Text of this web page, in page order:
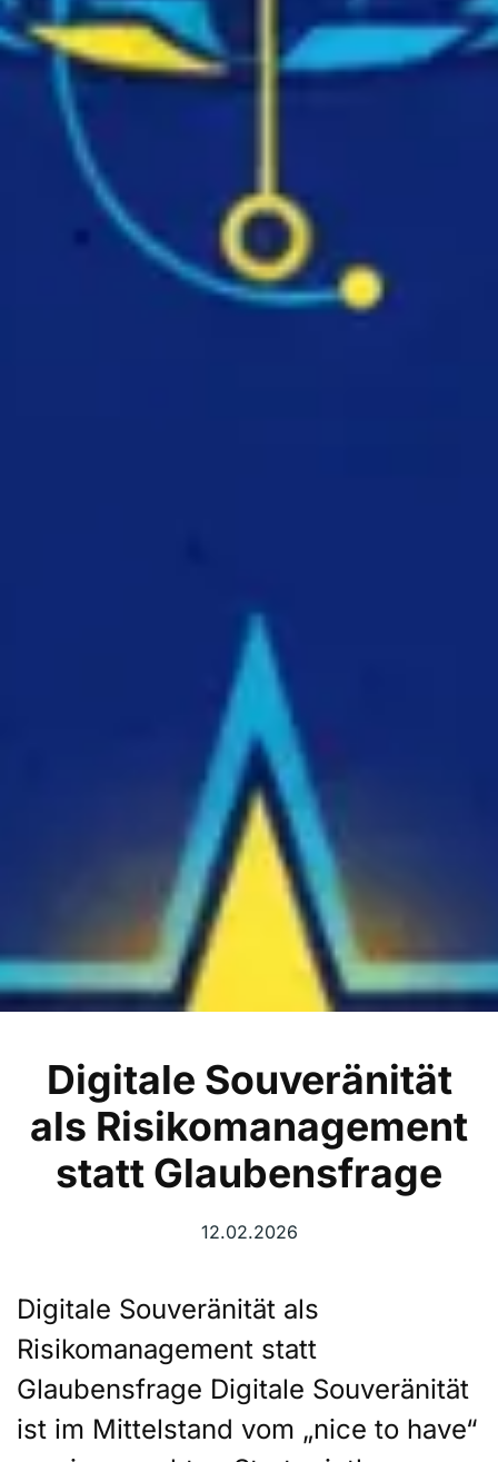
Digitale Souveränität
als Risikomanagement
statt Glaubensfrage
12.02.2026
Digitale Souveränität als
Risikomanagement statt
Glaubensfrage Digitale Souveränität
ist im Mittelstand vom „nice to have“